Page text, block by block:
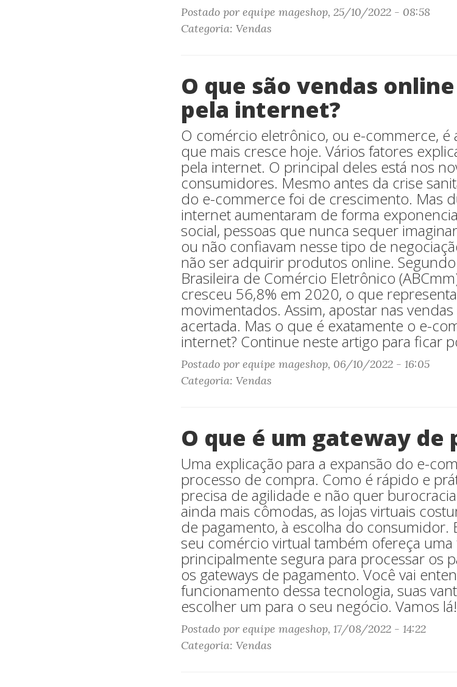
Postado por equipe mageshop, 25/10/2022 - 08:58
Categoria: Vendas
O que são vendas
pela internet?
O comércio eletrônico, ou e-commerce, é
que mais cresce hoje. Vários fatores
pela internet. O principal deles está nos
consumidores. Mesmo antes da crise
do e-commerce foi de crescimento. Mas
internet aumentaram de forma
social, pessoas que nunca sequer
ou não confiavam nesse tipo de
não ser adquirir produtos online.
Brasileira de Comércio Eletrônico
cresceu 56,8% em 2020, o que
movimentados. Assim, apostar nas
acertada. Mas o que é exatamente o e-
internet? Continue neste artigo para ficar
Postado por equipe mageshop, 06/10/2022 - 16:05
Categoria: Vendas
O que é um gateway de
Uma explicação para a expansão do e-
processo de compra. Como é rápido e
precisa de agilidade e não quer
ainda mais cômodas, as lojas virtuais
de pagamento, à escolha do consumidor.
seu comércio virtual também ofereça
principalmente segura para processar os
os gateways de pagamento. Você vai
funcionamento dessa tecnologia, suas
escolher um para o seu negócio. Vamos lá!
Postado por equipe mageshop, 17/08/2022 - 14:22
Categoria: Vendas